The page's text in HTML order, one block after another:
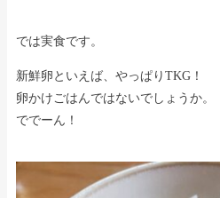
では実食です。
新鮮卵といえば、やっぱりTKG！
卵かけごはんではないでしょうか。
ででーん！